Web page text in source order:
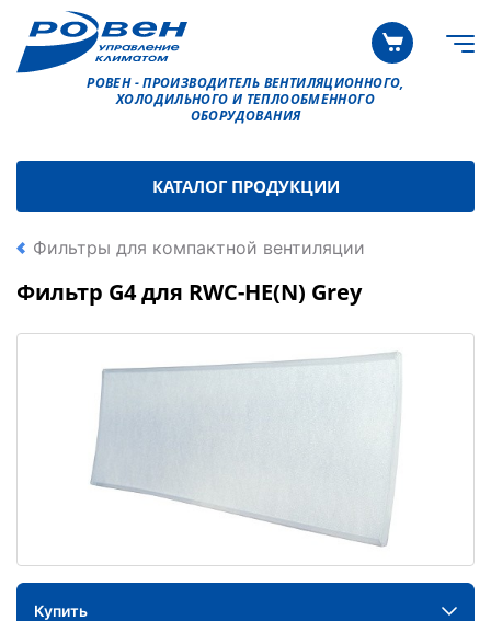
РОВЕН - ПРОИЗВОДИТЕЛЬ ВЕНТИЛЯЦИОННОГО,
ХОЛОДИЛЬНОГО И ТЕПЛООБМЕННОГО
ОБОРУДОВАНИЯ
КАТАЛОГ ПРОДУКЦИИ
Фильтры для компактной вентиляции
Фильтр G4 для RWC-HE(N) Grey
Купить